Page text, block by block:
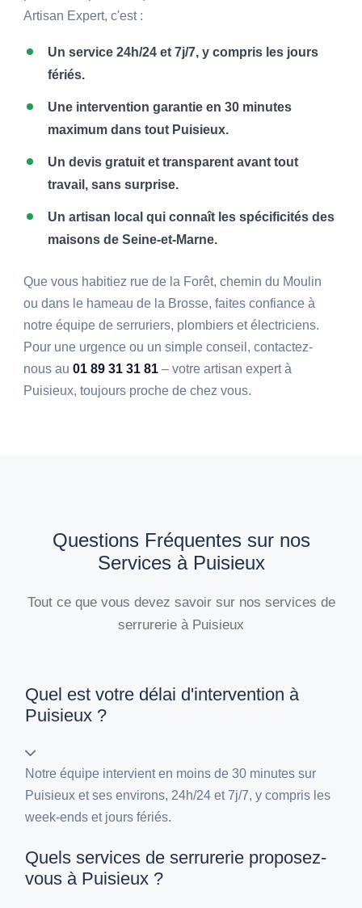
Artisan Expert, c'est :
Un service 24h/24 et 7j/7, y compris les jours
fériés.
Une intervention garantie en 30 minutes
maximum dans tout Puisieux.
Un devis gratuit et transparent avant tout
travail, sans surprise.
Un artisan local qui connaît les spécificités des
maisons de Seine-et-Marne.
Que vous habitiez rue de la Forêt, chemin du Moulin
ou dans le hameau de la Brosse, faites confiance à
notre équipe de serruriers, plombiers et électriciens.
Pour une urgence ou un simple conseil, contactez-
nous au01 89 31 31 81 – votre artisan expert à
Puisieux, toujours proche de chez vous.
Questions Fréquentes sur nos
Services à Puisieux
Tout ce que vous devez savoir sur nos services de
serrurerie à Puisieux
Quel est votre délai d'intervention à
Puisieux ?
Notre équipe intervient en moins de 30 minutes sur
Puisieux et ses environs, 24h/24 et 7j/7, y compris les
week-ends et jours fériés.
Quels services de serrurerie proposez-
vous à Puisieux ?